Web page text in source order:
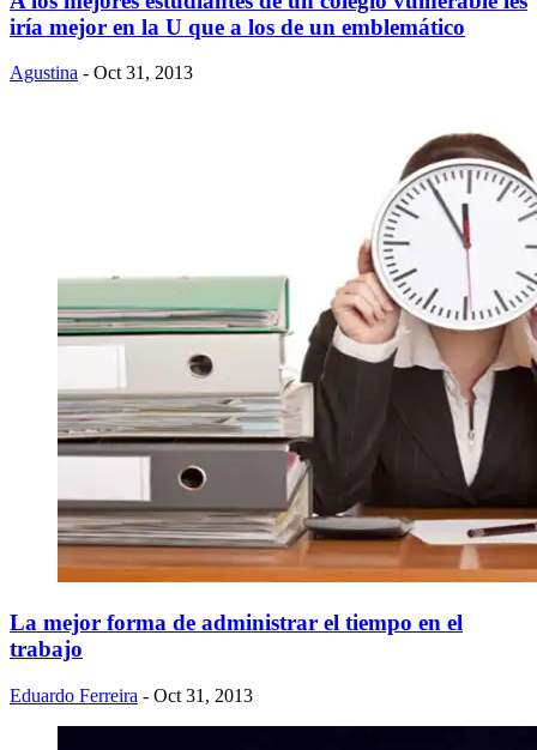
iría mejor en la U que a los de un emblemático
Agustina - Oct 31, 2013
La mejor forma de administrar el tiempo en el
trabajo
Eduardo Ferreira - Oct 31, 2013